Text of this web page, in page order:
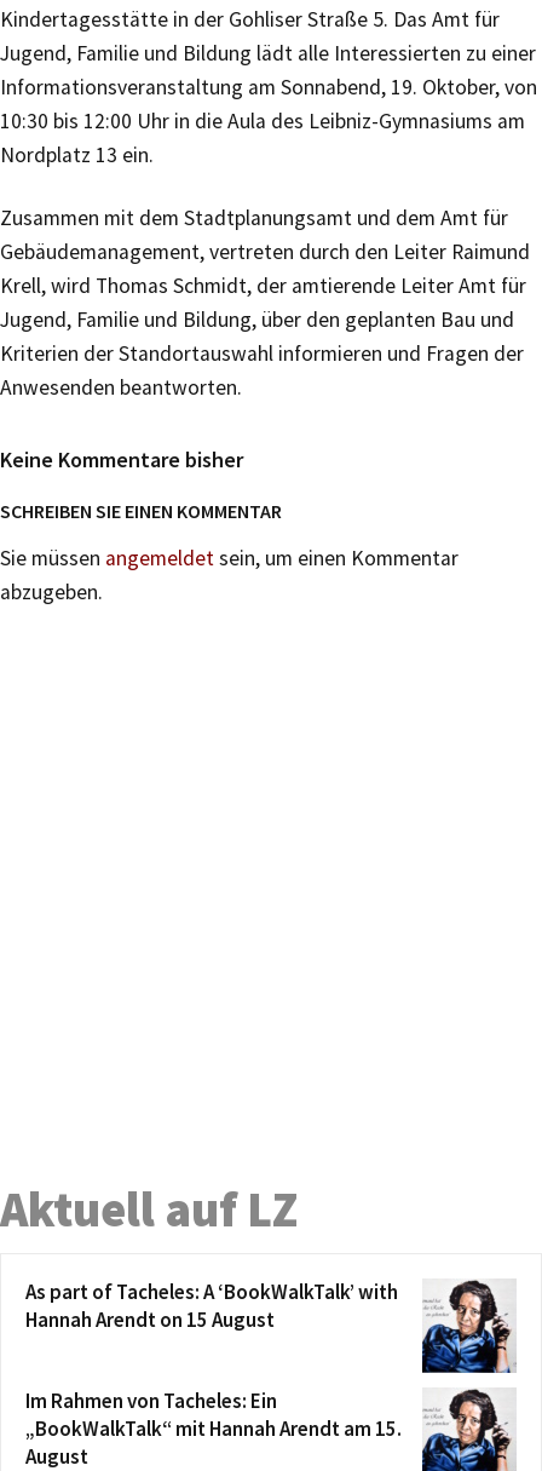
Kindertagesstätte in der Gohliser Straße 5. Das Amt für
Jugend, Familie und Bildung lädt alle Interessierten zu einer
Informationsveranstaltung am Sonnabend, 19. Oktober, von
10:30 bis 12:00 Uhr in die Aula des Leibniz-Gymnasiums am
Nordplatz 13 ein.
Zusammen mit dem Stadtplanungsamt und dem Amt für
Gebäudemanagement, vertreten durch den Leiter Raimund
Krell, wird Thomas Schmidt, der amtierende Leiter Amt für
Jugend, Familie und Bildung, über den geplanten Bau und
Kriterien der Standortauswahl informieren und Fragen der
Anwesenden beantworten.
Keine Kommentare bisher
SCHREIBEN SIE EINEN KOMMENTAR
Sie müssen angemeldetsein, um einen Kommentar
abzugeben.
Aktuell auf LZ
As part of Tacheles: A ‘BookWalkTalk’ with
Hannah Arendt on 15 August
Im Rahmen von Tacheles: Ein
„BookWalkTalk“ mit Hannah Arendt am 15.
August